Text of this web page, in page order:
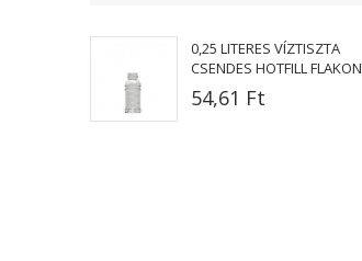
0,25 LITERES VÍZTISZTA
CSENDES HOTFILL FLAKON
54,61 Ft